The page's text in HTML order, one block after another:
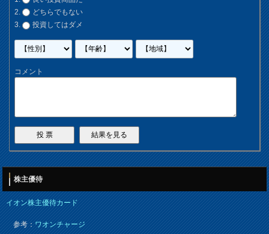
どちらでもない
投資してはダメ
コメント
株主優待
イオン株主優待カード
参考：ワオンチャージ